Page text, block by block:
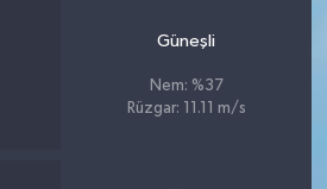
Güneşli
Nem: %37
Rüzgar: 11.11 m/s